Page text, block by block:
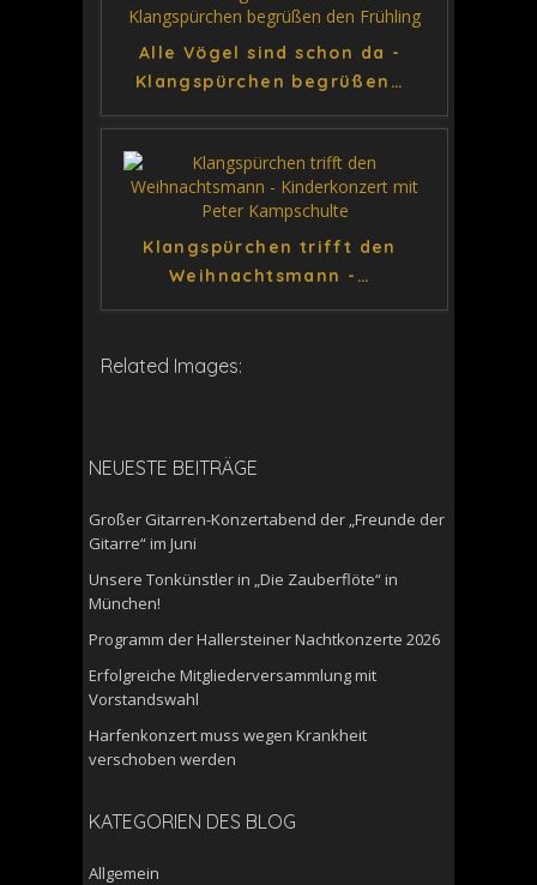
Alle Vögel sind schon da -
Klangspürchen begrüßen …
Klangspürchen trifft den
Weihnachtsmann - …
Related Images:
NEUESTE BEITRÄGE
Großer Gitarren-Konzertabend der „Freunde der
Gitarre“ im Juni
Unsere Tonkünstler in „Die Zauberflöte“ in
München!
Programm der Hallersteiner Nachtkonzerte 2026
Erfolgreiche Mitgliederversammlung mit
Vorstandswahl
Harfenkonzert muss wegen Krankheit
verschoben werden
KATEGORIEN DES BLOG
Allgemein